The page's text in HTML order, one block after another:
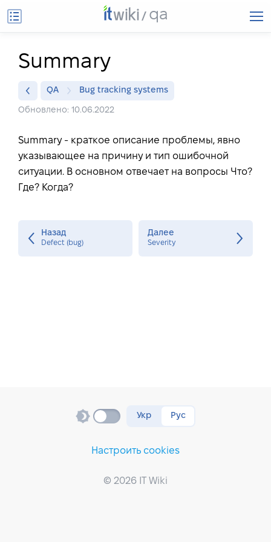
qa
Summary
QA Bug tracking systems
Обновлено: 10.06.2022
Summary - краткое описание проблемы, явно
указывающее на причину и тип ошибочной
ситуации. В основном отвечает на вопросы Что?
Где? Когда?
Назад
Defect (bug)
Далее
Severity
Настроить cookies
© 2026 IT Wiki
Укр Рус